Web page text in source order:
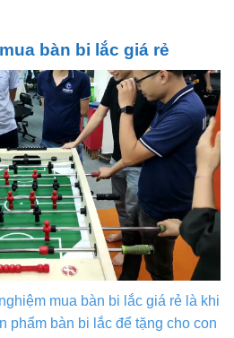
bàn bi lắc giá rẻ
mua bàn bi lắc giá rẻ là khi
phẩm bàn bi lắc để tặng cho con